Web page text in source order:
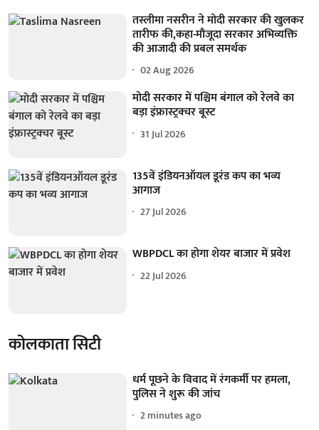
तस्लीमा नसरीन ने मोदी सरकार की खुलकर
तारीफ की,कहा-मौजूदा सरकार अभिव्यक्ति
की आजादी की प्रबल समर्थक
02 Aug 2026
मोदी सरकार में पश्चिम बंगाल को रेलवे का
बड़ा इंफ्रास्ट्रक्चर बूस्ट
31 Jul 2026
135वें इंडियनऑयल डूरंड कप का भव्य
आगाज
27 Jul 2026
WBPDCL का होगा शेयर बाजार में प्रवेश
22 Jul 2026
कोलकाता सिटी
धर्म पूछने के विवाद में रंगकर्मी पर हमला,
पुलिस ने शुरू की जांच
2 minutes ago